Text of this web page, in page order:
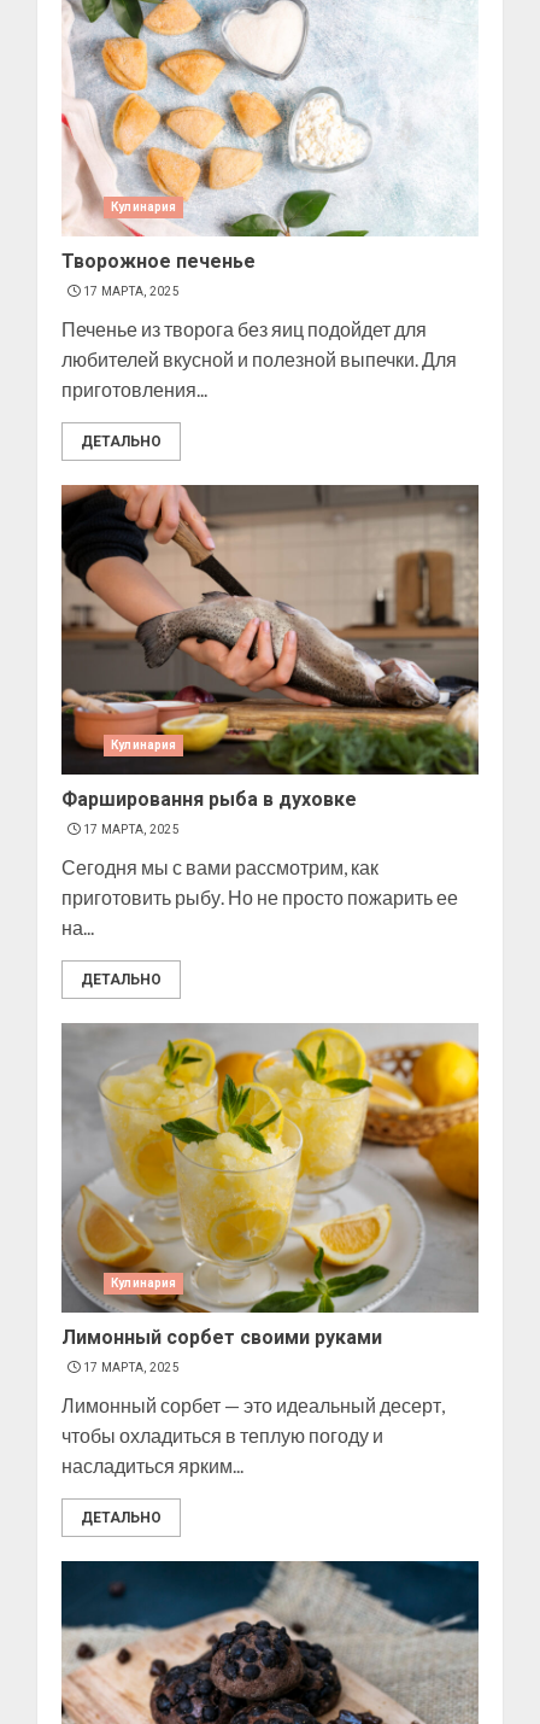
Кулинария
Творожное печенье
17 МАРТА, 2025
Печенье из творога без яиц подойдет для
любителей вкусной и полезной выпечки. Для
приготовления...
ДЕТАЛЬНО
Кулинария
Фаршировання рыба в духовке
17 МАРТА, 2025
Сегодня мы с вами рассмотрим, как
приготовить рыбу. Но не просто пожарить ее
на...
ДЕТАЛЬНО
Кулинария
Лимонный сорбет своими руками
17 МАРТА, 2025
Лимонный сорбет — это идеальный десерт,
чтобы охладиться в теплую погоду и
насладиться ярким...
ДЕТАЛЬНО